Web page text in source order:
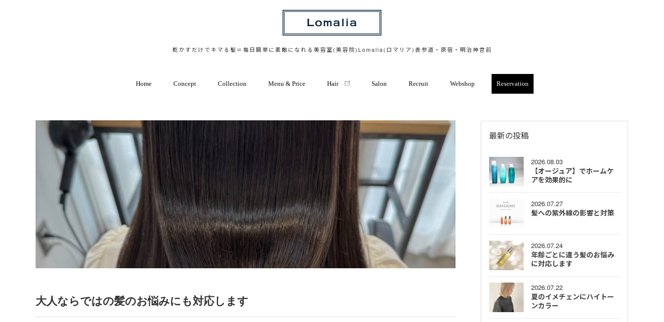
乾かすだけでキマる髪＝毎日簡単に素敵になれる美容室(美容院)Lomalia(ロマリア)表参道・原宿・明治神宮前
Home Concept Collection Menu & Price Hair Salon Recruit Webshop Reservation
大人ならではの髪のお悩みにも対応します
最新の投稿
2026.08.03
【オージュア】でホームケ
アを効果的に
2026.07.27
髪への紫外線の影響と対策
2026.07.24
年齢ごとに違う髪のお悩み
に対応します
2026.07.22
夏のイメチェンにハイトー
ンカラー